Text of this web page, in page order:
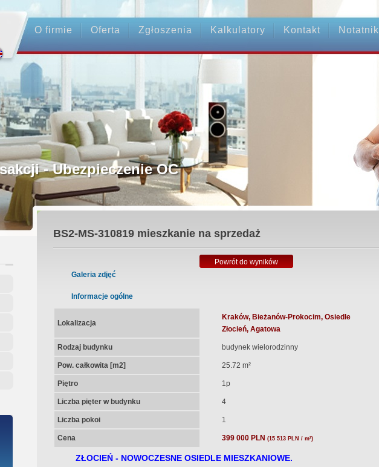
O firmie Oferta Zgłoszenia Kalkulatory Kontakt Notatnik
- Ubezpieczenie OC
Umowa Notarialna
BS2-MS-310819mieszkanie na sprzedaż
Powrót do wyników
Galeria zdjęć
Informacje ogólne
Lokalizacja
Kraków, Bieżanów-Prokocim, Osiedle
Złocień, Agatowa
Rodzaj budynku budynek wielorodzinny
Pow. całkowita [m2] 25.72 m²
Piętro 1p
Liczba pięter w budynku 4
Liczba pokoi 1
Cena 399 000 PLN (15 513 PLN / m²)
ZŁOCIEŃ - NOWOCZESNE OSIEDLE MIESZKANIOWE.